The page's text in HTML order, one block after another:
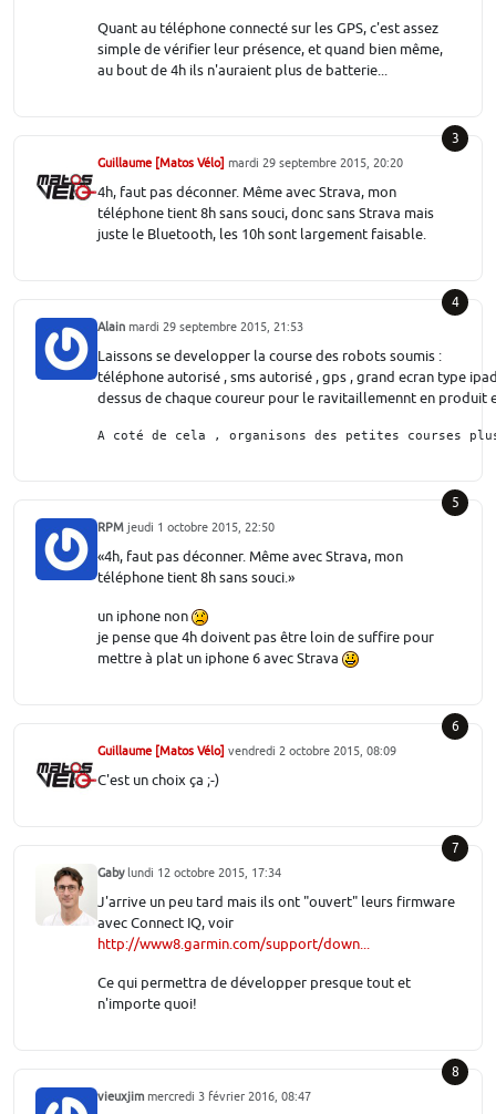
Quant au téléphone connecté sur les GPS, c'est assez
simple de vérifier leur présence, et quand bien même,
au bout de 4h ils n'auraient plus de batterie...
3
Guillaume [Matos Vélo] mardi 29 septembre 2015, 20:20
4h, faut pas déconner. Même avec Strava, mon
téléphone tient 8h sans souci, donc sans Strava mais
juste le Bluetooth, les 10h sont largement faisable.
4
Alain mardi 29 septembre 2015, 21:53
Laissons se developper la course des robots soumis :
téléphone autorisé , sms autorisé , gps , grand ecran type
dessus de chaque coureur pour le ravitaillemennt en produit
A coté de cela , organisons des petites courses
5
RPM jeudi 1 octobre 2015, 22:50
4h, faut pas déconner. Même avec Strava, mon
téléphone tient 8h sans souci.
un iphone non
je pense que 4h doivent pas être loin de suffire pour
mettre à plat un iphone 6 avec Strava
6
Guillaume [Matos Vélo] vendredi 2 octobre 2015, 08:09
C'est un choix ça ;-)
7
Gabylundi 12 octobre 2015, 17:34
J'arrive un peu tard mais ils ont "ouvert" leurs firmware
avec Connect IQ, voir
http://www8.garmin.com/support/down...
Ce qui permettra de développer presque tout et
n'importe quoi!
8
vieuxjim mercredi 3 février 2016, 08:47